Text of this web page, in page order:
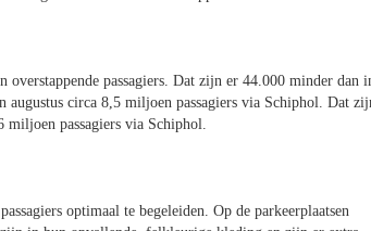
passagiers. Dat zijn er 44.000 minder dan
circa 8,5 miljoen passagiers via Schiphol. Dat
passagiers via Schiphol.
optimaal te begeleiden. Op de parkeerplaatsen